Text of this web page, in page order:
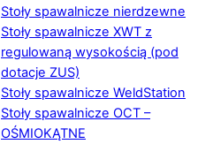
Stoły spawalnicze nierdzewne
Stoły spawalnicze XWT z
regulowaną wysokością (pod
dotacje ZUS)
Stoły spawalnicze WeldStation
Stoły spawalnicze OCT –
OŚMIOKĄTNE